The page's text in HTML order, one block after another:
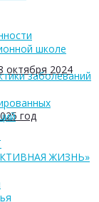
2024
год
школе
заболеваний
ЖИЗНЬ»